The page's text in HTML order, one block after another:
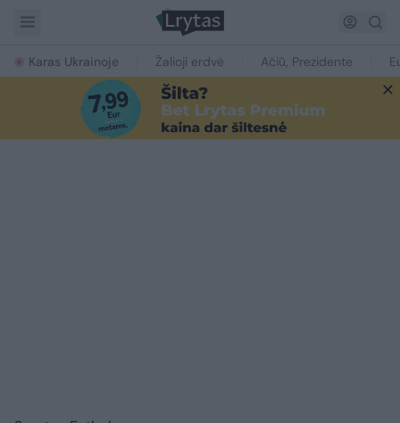
Karas Ukrainoje Žalioji erdvė Ačiū, Prezidente